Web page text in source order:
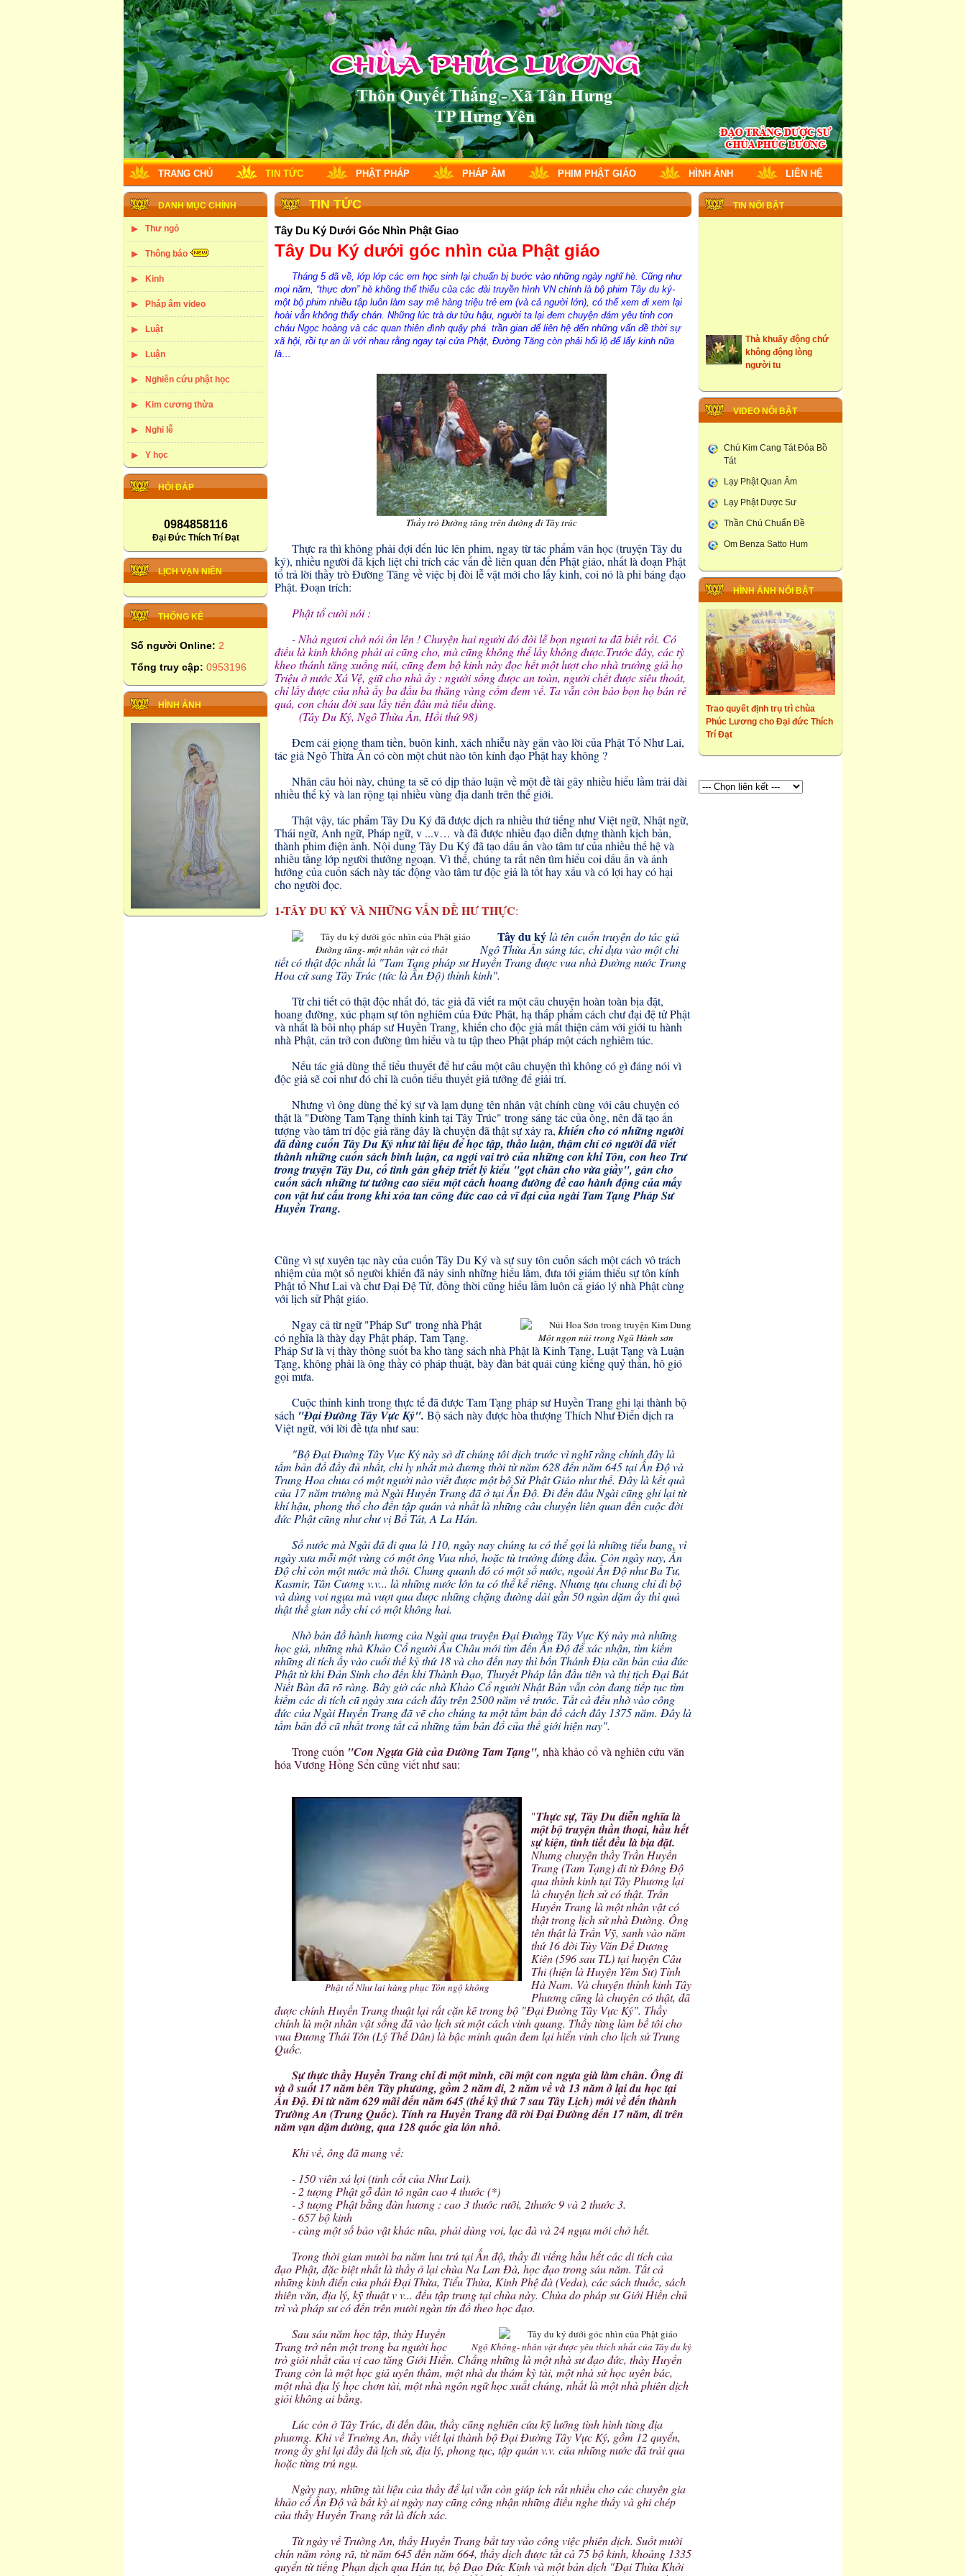
TRANG CHỦ TIN TỨC PHẬT PHÁP PHÁP ÂM PHIM PHẬT GIÁO HÌNH ẢNH LIÊN HỆ
DANH MỤC CHÍNH
Thư ngỏ
Thông báo
Kinh
Pháp âm video
Luật
Luận
Nghiên cứu phật học
Kim cương thừa
Nghi lễ
Y học
HỎI ĐÁP
0984858116
Đại Đức Thích Trí Đạt
LỊCH VẠN NIÊN
THỐNG KÊ
Số người Online: 2
Tổng truy cập: 0953196
HÌNH ẢNH
TIN TỨC
Tây Du Ký Dưới Góc Nhìn Phật Giao
Tây Du Ký dưới góc nhìn của Phật giáo
Tháng 5 đã về, lớp lớp các em học sinh lại chuẩn bị bước vào những ngày nghĩ hè. Cũng như
mọi năm, “thực đơn” hè không thể thiếu của các đài truyền hình VN chính là bộ phim Tây du ký-
một bộ phim nhiều tập luôn làm say mê hàng triệu trẻ em (và cả người lớn), có thể xem đi xem lại
hoài vẫn không thấy chán. Những lúc trà dư tửu hậu, người ta lại đem chuyện đám yêu tinh con
cháu Ngọc hoàng và các quan thiên đình quậy phá trần gian để liên hệ đến những vấn đề thời sự
xã hội, rồi tự an ủi với nhau rằng ngay tại cửa Phật, Đường Tăng còn phải hối lộ để lấy kinh nữa
là…
Thầy trò Đường tăng trên đường đi Tây trúc
Thực ra thì không phải đợi đến lúc lên phim, ngay từ tác phẩm văn học (truyện Tây du
ký), nhiều người đã kịch liệt chỉ trích các vấn đề liên quan đến Phật giáo, nhất là đoạn Phật
tổ trả lời thầy trò Đường Tăng về việc bị đòi lễ vật mới cho lấy kinh, coi nó là phỉ báng đạo
Phật. Đoạn trích:
Phật tổ cười nói :
- Nhà ngươi chớ nói ồn lên ! Chuyện hai người đó đòi lễ bọn ngươi ta đã biết rồi. Có
điều là kinh không phải ai cũng cho, mà cũng không thể lấy không được.Trước đây, các tỳ
kheo thánh tăng xuống núi, cũng đem bộ kinh này đọc hết một lượt cho nhà trưởng giả họ
Triệu ở nước Xá Vệ, giữ cho nhà ấy : người sống được an toàn, người chết được siêu thoát,
chỉ lấy được của nhà ấy ba đấu ba thăng vàng cốm đem về. Ta vẫn còn bảo bọn họ bán rẻ
quá, con cháu đời sau lấy tiền đâu mà tiêu dùng.
(Tây Du Ký, Ngô Thừa Ân, Hồi thứ 98)
Đem cái giọng tham tiền, buôn kinh, xách nhiễu này gắn vào lời của Phật Tổ Như Lai,
tác giả Ngô Thừa Ân có còn một chút nào tôn kính đạo Phật hay không ?
Nhân câu hỏi này, chúng ta sẽ có dịp thảo luận về một đề tài gây nhiều hiểu lầm trải dài
nhiều thế kỷ và lan rộng tại nhiều vùng địa danh trên thế giới.
Thật vậy, tác phẩm Tây Du K‎ý đã được dịch ra nhiều thứ tiếng như Việt ngữ, Nhật ngữ,
Thái ngữ, Anh ngữ, Pháp ngữ, v ...v… và đã được nhiều đạo diễn dựng thành kịch bản,
thành phim điện ảnh. Nội dung Tây Du K‎‎ý đã tạo dấu ấn vào tâm tư của nhiều thế hệ và
nhiều tầng lớp người thưởng ngoạn. Vì thế, chúng ta rất nên tìm hiểu coi dấu ấn và ảnh
hưởng của cuốn sách này tác động vào tâm tư độc giả là tốt hay xấu và có lợi hay có hại
cho người đọc.
1-TÂY DU K‎Ý‎ VÀ NHỮNG VẤN ĐỀ HƯ THỰC:
Đường tăng- một nhân vật có thật
Tây du kýlà tên cuốn truyện do tác giả
Ngô Thừa Ân sáng tác, chỉ dựa vào một chi
tiết có thật độc nhất là "Tam Tạng pháp sư Huyền Trang được vua nhà Đường nước Trung
Hoa cử sang Tây Trúc (tức là Ấn Độ) thỉnh kinh".
Từ chi tiết có thật độc nhất đó, tác giả đã viết ra một câu chuyện hoàn toàn bịa đặt,
hoang đường, xúc phạm sự tôn nghiêm của Đức Phật, hạ thấp phẩm cách chư đại đệ tử Phật
và nhất là bôi nhọ pháp sư Huyền Trang, khiến cho độc giả mất thiện cảm với giới tu hành
nhà Phật, cản trở con đường tìm hiểu và tu tập theo Phật pháp một cách nghiêm túc.
Nếu tác giả dùng thể tiểu thuyết để hư cấu một câu chuyện thì không có gì đáng nói vì
độc giả sẽ coi như đó chỉ là cuốn tiểu thuyết giả tưởng để giải trí.
Nhưng vì ông dùng thể k‎ý sự và lạm dụng tên nhân vật chính cùng với câu chuyện có
thật là "Đường Tam Tạng thỉnh kinh tại Tây Trúc" trong sáng tác của ông, nên đã tạo ấn
tượng vào tâm trí độc giả rằng đây là chuyện đã thật sự xảy ra, khiến cho có những người
đã dùng cuốn Tây Du K‎‎ý như tài liệu để học tập, thảo luận, thậm chí có người đã viết
thành những cuốn sách bình luận, ca ngợi vai trò của những con khỉ Tôn, con heo Trư
trong truyện Tây Du, cố tình gán ghép triết l‎‎ý kiểu "gọt chân cho vừa giầy", gán cho
cuốn sách những tư tưởng cao siêu một cách hoang đường đề cao hành động của mấy
con vật hư cấu trong khi xóa tan công đức cao cả vĩ đại của ngài Tam Tạng Pháp Sư
Huyền Trang.
Cũng vì sự xuyên tạc này của cuốn Tây Du K‎ý‎ và sự suy tôn cuốn sách một cách vô trách
nhiệm của một số người khiến đã nảy sinh những hiểu lầm, đưa tới giảm thiểu sự tôn kính
Phật tổ Như Lai và chư Đại Đệ Tử, đồng thời cũng hiểu lầm luôn cả giáo l‎ý‎ nhà Phật cùng
với lịch sử Phật giáo.
Một ngọn núi trong Ngũ Hành sơn
Ngay cả từ ngữ "Pháp Sư" trong nhà Phật
có nghĩa là thày dạy Phật pháp, Tam Tạng.
Pháp Sư là vị thày thông suốt ba kho tàng sách nhà Phật là Kinh Tạng, Luật Tạng và Luận
Tạng, không phải là ông thầy có pháp thuật, bày đàn bát quái cúng kiếng quỷ thần, hô gió
gọi mưa.
Cuộc thỉnh kinh trong thực tế đã được Tam Tạng pháp sư Huyền Trang ghi lại thành bộ
sách "Đại Đường Tây Vực Ký". Bộ sách này được hòa thượng Thích Như Điển dịch ra
Việt ngữ, với lời đề tựa như sau:
"Bộ Đại Đường Tây Vực Ký này sở dĩ chúng tôi dịch trước vì nghĩ rằng chính đây là
tấm bản đồ đầy đủ nhất, chi ly nhất mà đương thời từ năm 628 đến năm 645 tại Ấn Độ và
Trung Hoa chưa có một người nào viết được một bộ Sử Phật Giáo như thế. Đây là kết quả
của 17 năm trường mà Ngài Huyền Trang đã ở tại Ấn Độ. Đi đến đâu Ngài cũng ghi lại từ
khí hậu, phong thổ cho đến tập quán và nhất là những câu chuyện liên quan đến cuộc đời
đức Phật cũng như chư vị Bồ Tát, A La Hán.
Số nước mà Ngài đã đi qua là 110, ngày nay chúng ta có thể gọi là những tiểu bang, vì
ngày xưa mỗi một vùng có một ông Vua nhỏ, hoặc tù trưởng đứng đầu. Còn ngày nay, Ấn
Độ chỉ còn một nước mà thôi. Chung quanh đó có một số nước, ngoài Ấn Độ như Ba Tư,
Kasmir, Tân Cương v.v... là những nước lớn ta có thể kể riêng. Nhưng tựu chung chỉ đi bộ
và dùng voi ngựa mà vượt qua được những chặng đường dài gần 50 ngàn dặm ấy thì quả
thật thế gian nầy chỉ có một không hai.
Nhờ bản đồ hành hương của Ngài qua truyện Đại Đường Tây Vực Ký này mà những
học giả, những nhà Khảo Cổ người Âu Châu mới tìm đến Ấn Độ để xác nhận, tìm kiếm
những di tích ấy vào cuối thế kỷ thứ 18 và cho đến nay thì bốn Thánh Địa căn bản của đức
Phật từ khi Đản Sinh cho đến khi Thành Đạo, Thuyết Pháp lần đầu tiên và thị tịch Đại Bát
Niết Bàn đã rõ ràng. Bây giờ các nhà Khảo Cổ người Nhật Bản vẫn còn đang tiếp tục tìm
kiếm các di tích cũ ngày xưa cách đây trên 2500 năm về trước. Tất cả đều nhờ vào công
đức của Ngài Huyền Trang đã vẽ cho chúng ta một tấm bản đồ cách đây 1375 năm. Đây là
tấm bản đồ cũ nhất trong tất cả những tấm bản đồ của thế giới hiện nay".
Trong cuốn "Con Ngựa Già của Đường Tam Tạng", nhà khảo cổ và nghiên cứu văn
hóa Vương Hồng Sển cũng viết như sau:
Phật tổ Như lai hàng phục Tôn ngộ không
"Thực sự, Tây Du diễn nghĩa là
một bộ truyện thần thoại, hầu hết
sự kiện, tình tiết đều là bịa đặt.
Nhưng chuyện thầy Trần Huyền
Trang (Tam Tạng) đi từ Đông Độ
qua thỉnh kinh tại Tây Phương lại
là chuyện lịch sử có thật. Trần
Huyền Trang là một nhân vật có
thật trong lịch sử nhà Đường. Ông
tên thật là Trần Vỹ, sanh vào năm
thứ 16 đời Tùy Văn Đế Dương
Kiên (596 sau TL) tại huyện Câu
Thi (hiện là Huyện Yêm Sư) Tỉnh
Hà Nam. Và chuyện thỉnh kinh Tây
Phương cũng là chuyện có thật, đã
được chính Huyền Trang thuật lại rất cặn kẽ trong bộ "Đại Đường Tây Vực Ký". Thầy
chính là một nhân vật sống đã vào lịch sử một cách vinh quang. Thầy từng làm bề tôi cho
vua Đương Thái Tôn (Lý Thế Dân) là bậc minh quân đem lại hiển vinh cho lịch sử Trung
Quốc.
Sự thực thầy Huyền Trang chỉ đi một mình, cỡi một con ngựa già làm chân. Ông đi
và ở suốt 17 năm bên Tây phương, gồm 2 năm đi, 2 năm về và 13 năm ở lại du học tại
Ấn Độ. Đi từ năm 629 mãi đến năm 645 (thế kỷ thứ 7 sau Tây Lịch) mới về đến thành
Trường An (Trung Quốc). Tính ra Huyền Trang đã rời Đại Đường đến 17 năm, đi trên
năm vạn dặm đường, qua 128 quốc gia lớn nhỏ.
Khi về, ông đã mang về:
- 150 viên xá lợi (tinh cốt của Như Lai).
- 2 tượng Phật gỗ đàn tô ngân cao 4 thước (*)
- 3 tượng Phật bằng đàn hương : cao 3 thước rưỡi, 2thước 9 và 2 thước 3.
- 657 bộ kinh
- cùng một số bảo vật khác nữa, phải dùng voi, lạc đà và 24 ngựa mới chở hết.
Trong thời gian mười ba năm lưu trú tại Ấn độ, thầy đi viếng hầu hết các di tích của
đạo Phật, đặc biệt nhất là thầy ở lại chùa Na Lan Đà, học đạo trong sáu năm. Tất cả
những kinh điển của phái Đại Thừa, Tiểu Thừa, Kinh Phệ đà (Veda), các sách thuốc, sách
thiên văn, địa lý, kỹ thuật v v... đều tập trung tại chùa này. Chùa do pháp sư Giới Hiền chủ
trì và pháp sư có đến trên mười ngàn tín đồ theo học đạo.
Ngộ Không- nhân vật được yêu thích nhất của Tây du ký
Sau sáu năm học tập, thày Huyền
Trang trở nên một trong ba người học
trò giỏi nhất của vị cao tăng Giới Hiền. Chẳng những là một nhà sư đạo đức, thày Huyền
Trang còn là một học giả uyên thâm, một nhà du thám kỳ tài, một nhà sử học uyên bác,
một nhà địa lý học chơn tài, một nhà ngôn ngữ học xuất chúng, nhất là một nhà phiên dịch
giỏi không ai bằng.
Lúc còn ở Tây Trúc, đi đến đâu, thầy cũng nghiên cứu kỹ lưỡng tình hình từng địa
phương. Khi về Trường An, thầy viết lại thành bộ Đại Đường Tây Vực Ký, gồm 12 quyển,
trong ấy ghi lại đầy đủ lịch sử, địa lý, phong tục, tập quán v.v. của những nước đã trải qua
hoặc từng trú ngụ.
Ngày nay, những tài liệu của thầy để lại vẫn còn giúp ích rất nhiều cho các chuyên gia
khảo cổ Ấn Độ và bất kỳ ai ngày nay cũng công nhận những điều nghe thấy và ghi chép
của thầy Huyền Trang rất là đích xác.
Từ ngày về Trường An, thầy Huyền Trang bắt tay vào công việc phiên dịch. Suốt mười
chín năm ròng rã, từ năm 645 đến năm 664, thầy dịch được tất cả 75 bộ kinh, khoảng 1335
quyển từ tiếng Phạn dịch qua Hán tự, bộ Đạo Đức Kinh và một bản dịch "Đại Thừa Khởi
TIN NỔI BẬT
không động lòng
người tu
Hưng Yên
Tây Du Ký Dưới Góc
Đám Tang Theo
Giao
Học Viện Phật Giao
larung ga
Thạt Luống -Tháp Của
Lào
Chùa Phúc Lương :
Tổ Chức Lễ Khai Đàn
Dược Sư Thất Châu
VIDEO NỔI BẬT
Chú Kim Cang Tát Đỏa Bồ
Tát
Lạy Phật Quan Âm
Lạy Phật Dược Sư
Thần Chú Chuẩn Đề
Om Benza Satto Hum
HÌNH ẢNH NỔI BẬT
Trao quyết định trụ trì chùa
Phúc Lương cho Đại đức Thích
Trí Đạt